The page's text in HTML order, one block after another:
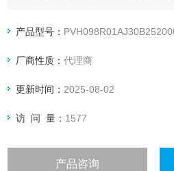
产品型号：
厂商性质：代理商
更新时间： 2025-08-02
访 问 量： 1577
产品咨询